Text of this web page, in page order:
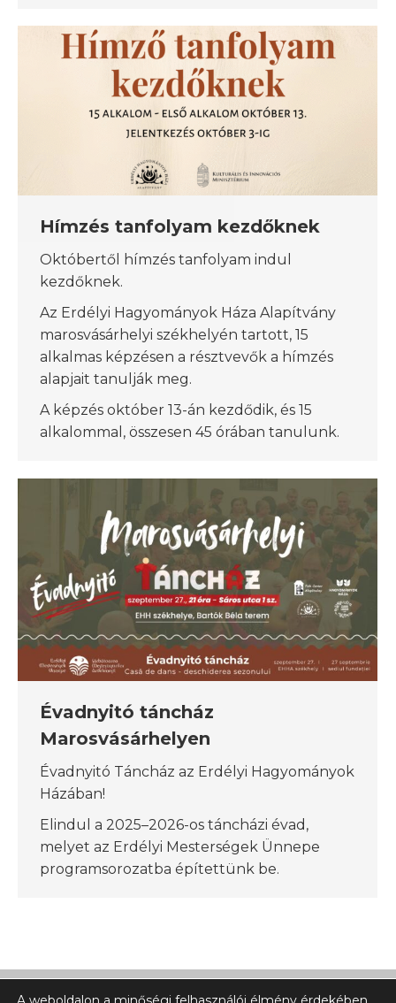
Hímzés tanfolyam kezdőknek
Októbertől hímzés tanfolyam indul
kezdőknek.
Az Erdélyi Hagyományok Háza Alapítvány
marosvásárhelyi székhelyén tartott, 15
alkalmas képzésen a résztvevők a hímzés
alapjait tanulják meg.
A képzés október 13-án kezdődik, és 15
alkalommal, összesen 45 órában tanulunk.
Évadnyitó táncház
Marosvásárhelyen
Évadnyitó Táncház az Erdélyi Hagyományok
Házában!
Elindul a 2025–2026-os táncházi évad,
melyet az Erdélyi Mesterségek Ünnepe
programsorozatba építettünk be.